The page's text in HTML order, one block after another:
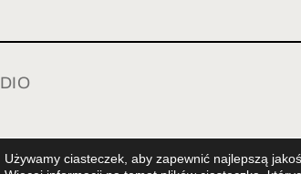
Używamy ciasteczek, aby zapewnić najlepszą